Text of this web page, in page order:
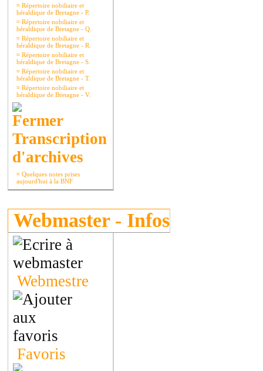
¤ Répertoire nobiliaire et
héraldique de Bretagne - P.
¤ Répertoire nobiliaire et
héraldique de Bretagne - Q.
¤ Répertoire nobiliaire et
héraldique de Bretagne - R.
¤ Répertoire nobiliaire et
héraldique de Bretagne - S.
¤ Répertoire nobiliaire et
héraldique de Bretagne - T.
¤ Répertoire nobiliaire et
héraldique de Bretagne - V.
Transcription
d'archives
¤ Quelques notes prises
aujourd'hui à la BNF
Webmaster - Infos
Webmestre
Favoris